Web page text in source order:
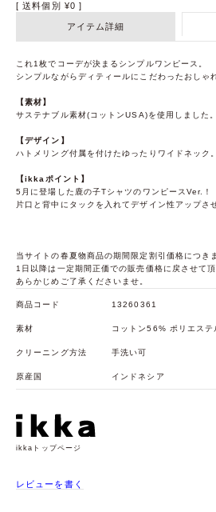
送料個別 ¥0
アイテム詳細
これ1枚でコーデが決まるシンプルワンピース。
シンプルながらディティールにこだわったおしゃ
【素材】
サステナブル素材(コットンUSA)を使用しました。
【デザイン】
ハトメリング付属を付けたゆったりワイドネック。
【ikkaポイント】
5月に登場した鹿の子TシャツのワンピースVer.！
片口と背中にタックを入れてデザイン性アップさ
当サイトの春夏物商品の期間限定割引価格につき
1日以降は一定期間正価での販売価格に戻させて頂
あらかじめご了承くださいませ。
商品コード 13260361
素材 コットン56% ポリエス
クリーニング方法 手洗い可
原産国 インドネシア
ikkaトップページ
レビューを書く